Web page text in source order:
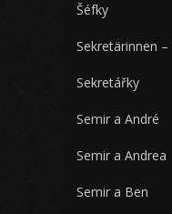
Šéfky
Sekretärinnen
Sekretářky
Semir a André
Semir a Andrea
Semir a Ben